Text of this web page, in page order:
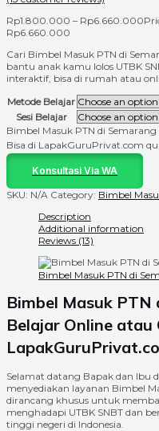
Rp1.800.000 – Rp6.660.000
Rp6.660.000
Cari Bimbel Masuk PTN di
bantu anak kamu lolos UTBK
interaktif, bisa di rumah atau
Metode Belajar
Sesi Belajar
Bimbel Masuk PTN di
Bisa di LapakGuruPrivat.com
Konsultasi Via WA
SKU: N/A Category: Bimbel
Description
Additional information
Reviews (13)
Bimbel Masuk PTN di
Bimbel Masuk
Belajar Online atau
Selamat datang Bapak dan Ibu
menyediakan layanan Bimbel
dirancang khusus untuk
menghadapi UTBK SNBT dan
tinggi negeri di Indonesia.